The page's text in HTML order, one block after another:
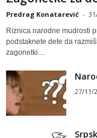
Predrag Konatarević -
Riznica narodne mudrosti
podstaknete dete da
zagonetki....
27/11/